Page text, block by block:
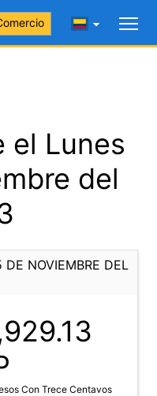
el Lunes
del
NOVIEMBRE DEL
Con Trece Centavos